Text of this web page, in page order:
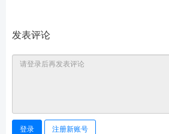
发表评论
登录 注册新账号